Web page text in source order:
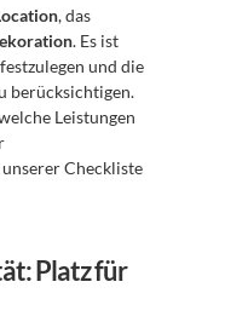
. Es ist
festzulegen und die
berücksichtigen.
Leistungen
Checkliste
Platz für